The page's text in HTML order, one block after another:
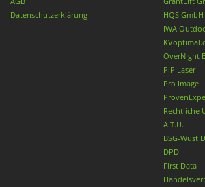
Datenschutzerklärung
HQS GmbH
IWA
OverNight
PiP Laser
Pro Image
Rechtliche
A.T.U.
BSG-Wüst
DPD
First Data